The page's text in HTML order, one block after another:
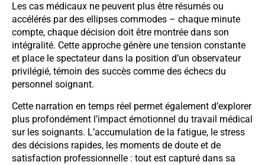
Les cas médicaux ne peuvent plus être résumés ou
accélérés par des ellipses commodes – chaque minute
compte, chaque décision doit être montrée dans son
intégralité. Cette approche génère une tension constante
et place le spectateur dans la position d’un observateur
privilégié, témoin des succès comme des échecs du
personnel soignant.
Cette narration en temps réel permet également d’explorer
plus profondément l’impact émotionnel du travail médical
sur les soignants. L’accumulation de la fatigue, le stress
des décisions rapides, les moments de doute et de
satisfaction professionnelle : tout est capturé dans sa